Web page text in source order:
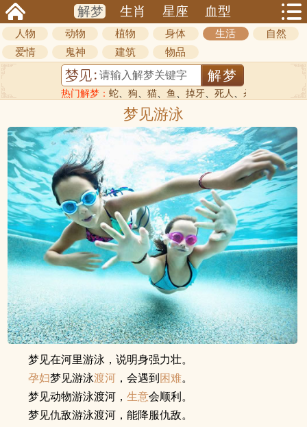
解梦 生肖 星座 血型
人物 动物 植物 身体 生活
自然
爱情
鬼神 建筑 物品
热门解梦： 蛇、 狗、 猫、 鱼 、 掉牙、 死人 、 杀人
梦见游泳
梦见在河里游泳，说明身强力壮。
孕妇梦见游泳渡河，会遇到 困难。
梦见动物游泳渡河， 生意会顺利。
梦见仇敌游泳渡河，能降服仇敌。